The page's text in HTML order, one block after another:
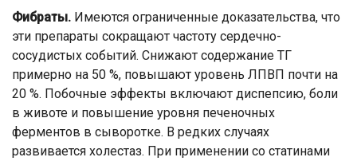
Фибраты. Имеются ограниченные доказательства, что
эти препараты сокращают частоту сердечно-
сосудистых событий. Снижают содержание ТГ
примерно на 50 %, повышают уровень ЛПВП почти на
20 %. Побочные эффекты включают диспепсию, боли
в животе и повышение уровня печеночных
ферментов в сыворотке. В редких случаях
развивается холестаз. При применении со статинами